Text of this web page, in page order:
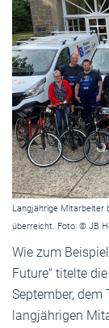
Langjährige Mitarbeiter
überreicht. Foto: © JB
Wie zum
Future" titelte
September,
langjährigen